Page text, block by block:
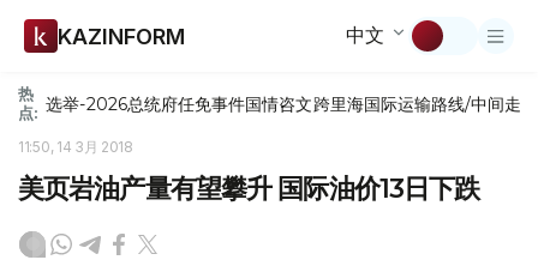
KAZINFORM 中文
热
点: 选举-2026总统府任免事件国情咨文跨里海国际运输路线/中间走廊
11:50, 14 3月 2018
美页岩油产量有望攀升 国际油价13日下跌